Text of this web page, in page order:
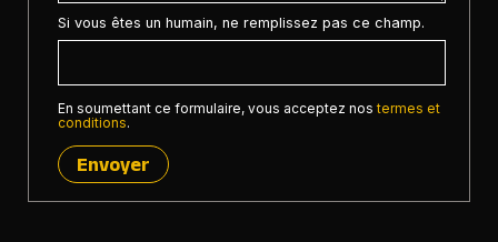
Si vous êtes un humain, ne remplissez pas ce champ.
En soumettant ce formulaire, vous acceptez nostermes et
conditions.
Envoyer